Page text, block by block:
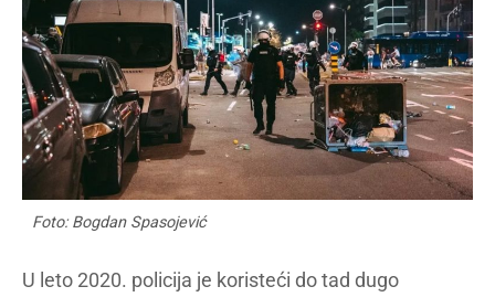
Foto: Bogdan Spasojević
U leto 2020. policija je koristeći do tad dugo